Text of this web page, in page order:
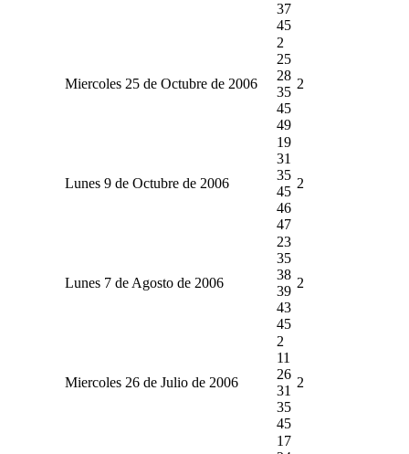
37
45
Miercoles 25 de Octubre de 2006
2
25
28
35
45
49
2
Lunes 9 de Octubre de 2006
19
31
35
45
46
47
2
Lunes 7 de Agosto de 2006
23
35
38
39
43
45
2
Miercoles 26 de Julio de 2006
2
11
26
31
35
45
2
17